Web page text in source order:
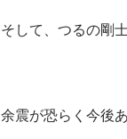
そして、つるの剛
余震が恐らく今後